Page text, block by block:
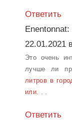
Ответить
Enentonnat:
22.01.2021
Это очень
лучше ли
литров в
или. . .
Ответить